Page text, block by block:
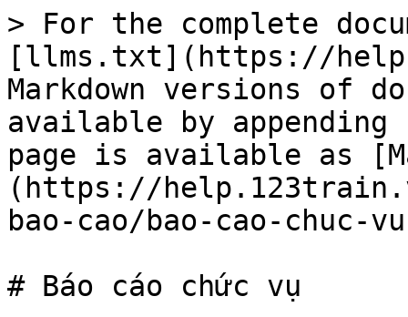
> For the complete
[llms.txt](https://
Markdown versions of
available by
page is available as
(https://
bao-cao/bao-cao-chuc-
# Báo cáo chức vụ